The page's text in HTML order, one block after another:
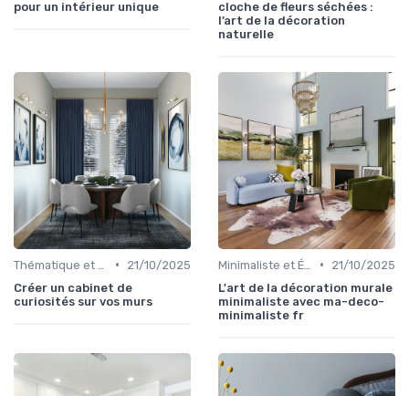
pour un intérieur unique
cloche de fleurs séchées :
l’art de la décoration
naturelle
•
21/10/2025
Créer un cabinet de
curiosités sur vos murs
•
21/10/2025
L'art de la décoration murale
minimaliste avec ma-deco-
minimaliste fr